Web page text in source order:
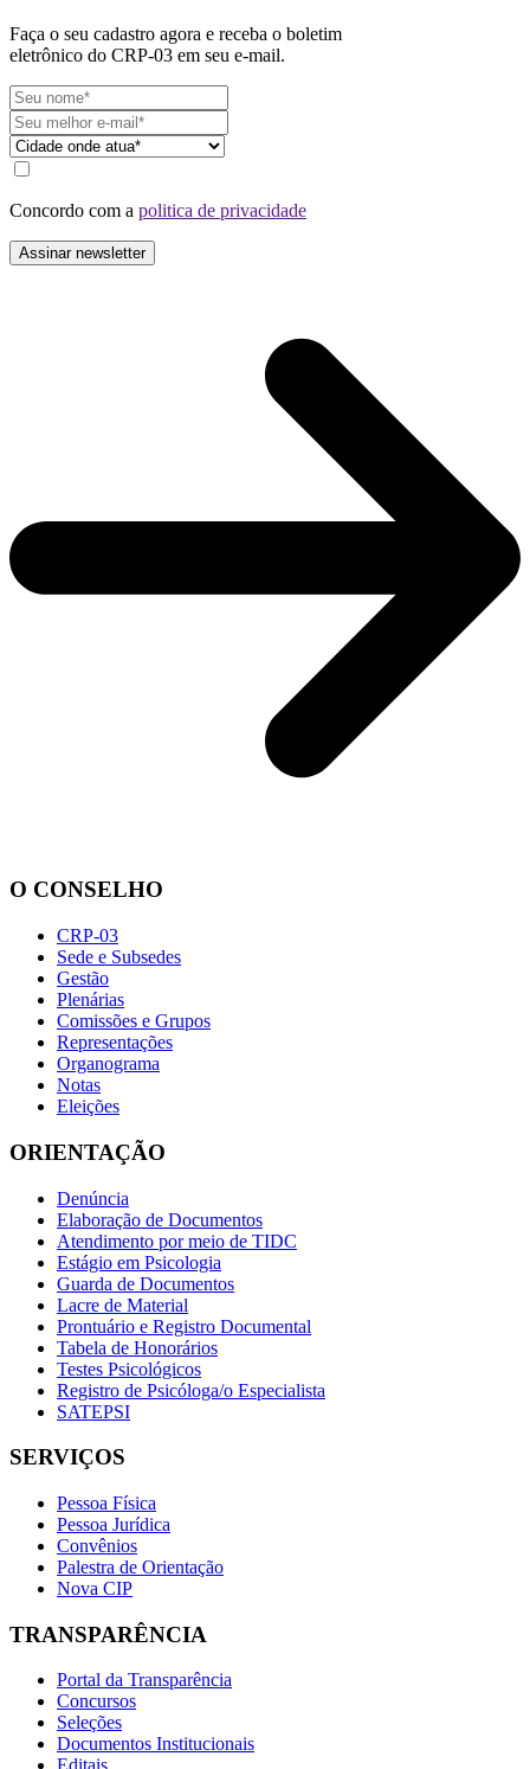
Faça o seu cadastro agora e receba o boletim
eletrônico do CRP-03 em seu e-mail.
Concordo com a politica de privacidade
O CONSELHO
CRP-03
Sede e Subsedes
Gestão
Plenárias
Comissões e Grupos
Representações
Organograma
Notas
Eleições
ORIENTAÇÃO
Denúncia
Elaboração de Documentos
Atendimento por meio de TIDC
Estágio em Psicologia
Guarda de Documentos
Lacre de Material
Prontuário e Registro Documental
Tabela de Honorários
Testes Psicológicos
Registro de Psicóloga/o Especialista
SATEPSI
SERVIÇOS
Pessoa Física
Pessoa Jurídica
Convênios
Palestra de Orientação
Nova CIP
TRANSPARÊNCIA
Portal da Transparência
Concursos
Seleções
Documentos Institucionais